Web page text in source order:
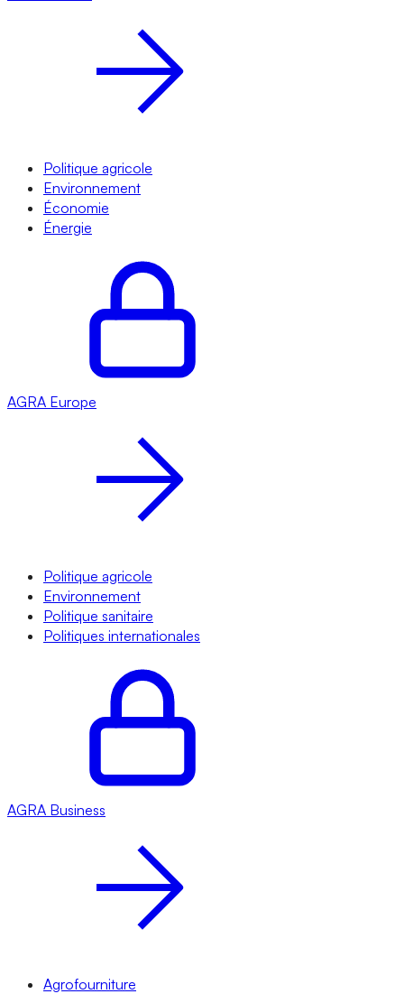
Politique agricole
Environnement
Économie
Énergie
AGRA Europe
Politique agricole
Environnement
Politique sanitaire
Politiques internationales
AGRA Business
Agrofourniture